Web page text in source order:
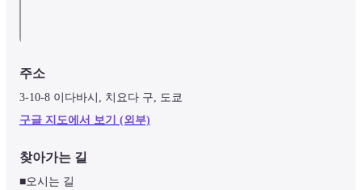
주소
3-10-8 이다바시, 치요다 구, 도쿄
구글 지도에서 보기 (외부)
찾아가는 길
■오시는 길